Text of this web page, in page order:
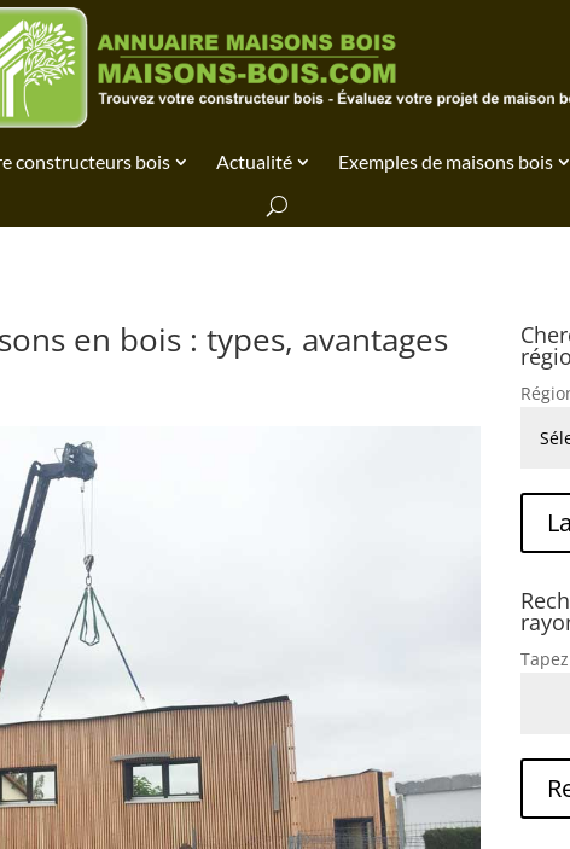
constructeurs bois Actualité Exemples de maisons bois
en bois : types, avantages